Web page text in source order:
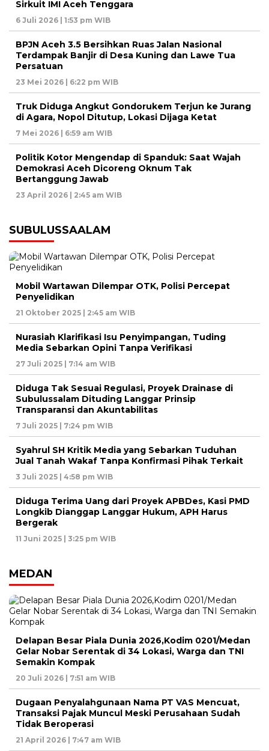
Sirkuit IMI Aceh Tenggara
6 Juli 2026 | 1:53 pm WIB
BPJN Aceh 3.5 Bersihkan Ruas Jalan Nasional
Terdampak Banjir di Desa Kuning dan Lawe Tua
Persatuan
23 Mei 2026 | 6:22 pm WIB
Truk Diduga Angkut Gondorukem Terjun ke Jurang
di Agara, Nopol Ditutup, Lokasi Dijaga Ketat
7 Mei 2026 | 6:59 am WIB
Politik Kotor Mengendap di Spanduk: Saat Wajah
Demokrasi Aceh Dicoreng Oknum Tak
Bertanggung Jawab
23 April 2026 | 2:45 am WIB
SUBULUSSAALAM
Mobil Wartawan Dilempar OTK, Polisi Percepat
Penyelidikan
21 Oktober 2025 | 2:45 am WIB
Nurasiah Klarifikasi Isu Penyimpangan, Tuding
Media Sebarkan Opini Tanpa Verifikasi
27 Juli 2025 | 7:14 am WIB
Diduga Tak Sesuai Regulasi, Proyek Drainase di
Subulussalam Dituding Langgar Prinsip
Transparansi dan Akuntabilitas
7 Juli 2025 | 7:24 pm WIB
Syahrul SH Kritik Media yang Sebarkan Tuduhan
Jual Tanah Wakaf Tanpa Konfirmasi Pihak Terkait
3 Juli 2025 | 4:58 pm WIB
Diduga Terima Uang dari Proyek APBDes, Kasi PMD
Longkib Dianggap Langgar Hukum, APH Harus
Bergerak
11 Juni 2025 | 3:25 pm WIB
MEDAN
Delapan Besar Piala Dunia 2026,Kodim 0201/Medan
Gelar Nobar Serentak di 34 Lokasi, Warga dan TNI
Semakin Kompak
20 Juli 2026 | 7:51 am WIB
Dugaan Penyalahgunaan Nama PT VAS Mencuat,
Transaksi Pajak Muncul Meski Perusahaan Sudah
Tidak Beroperasi
21 April 2026 | 7:47 am WIB